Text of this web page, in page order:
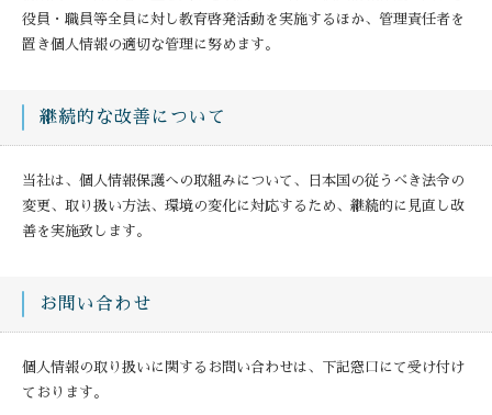
役員・職員等全員に対し教育啓発活動を実施するほか、管理責任者を
置き個人情報の適切な管理に努めます。
継続的な改善について
当社は、個人情報保護への取組みについて、日本国の従うべき法令の
変更、取り扱い方法、環境の変化に対応するため、継続的に見直し改
善を実施致します。
お問い合わせ
個人情報の取り扱いに関するお問い合わせは、下記窓口にて受け付け
ております。